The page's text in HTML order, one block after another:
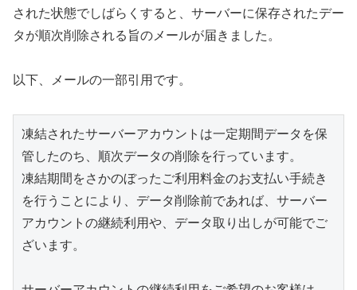
された状態でしばらくすると、サーバーに保存されたデー
タが順次削除される旨のメールが届きました。
以下、メールの一部引用です。
凍結されたサーバーアカウントは一定期間データを保
管したのち、順次データの削除を行っています。
凍結期間をさかのぼったご利用料金のお支払い手続き
を行うことにより、データ削除前であれば、サーバー
アカウントの継続利用や、データ取り出しが可能でご
ざいます。